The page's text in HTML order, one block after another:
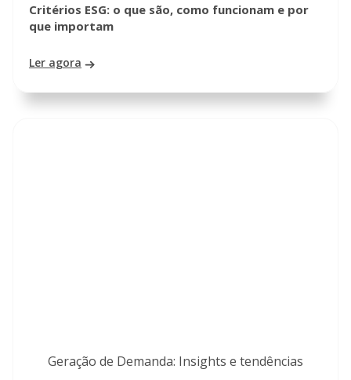
Critérios ESG: o que são, como funcionam e por
que importam
Ler agora
Geração de Demanda: Insights e tendências